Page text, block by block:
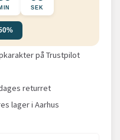
SEK
på Trustpilot
returret
lager i Aarhus